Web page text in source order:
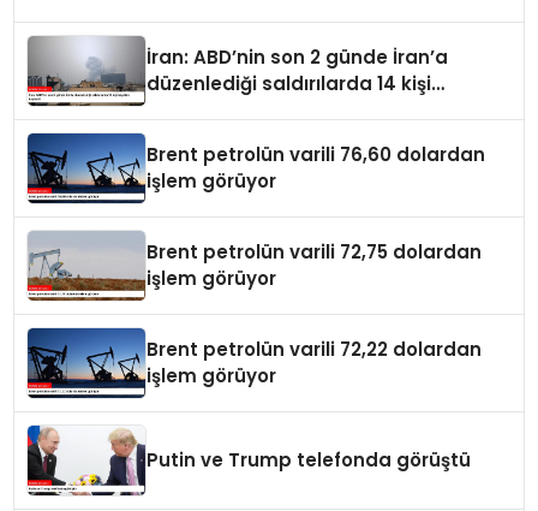
İran: ABD’nin son 2 günde İran’a
düzenlediği saldırılarda 14 kişi
Brent petrolün varili 76,60 dolardan
işlem görüyor
Brent petrolün varili 72,75 dolardan
işlem görüyor
Brent petrolün varili 72,22 dolardan
işlem görüyor
Putin ve Trump telefonda görüştü